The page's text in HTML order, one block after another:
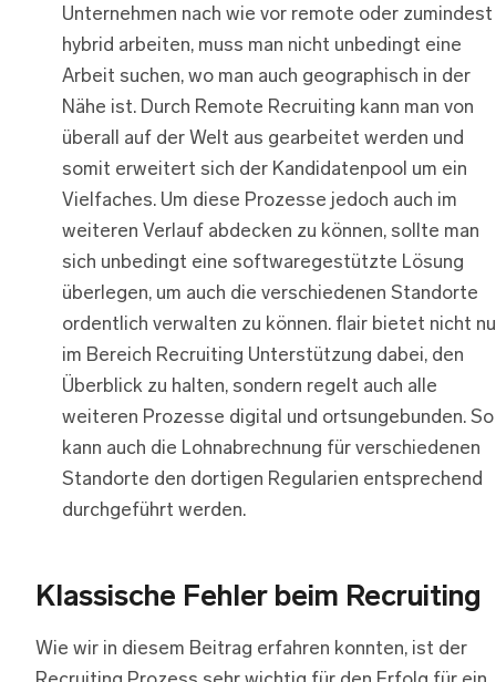
Unternehmen nach wie vor remote oder zumindest
hybrid arbeiten, muss man nicht unbedingt eine
Arbeit suchen, wo man auch geographisch in der
Nähe ist. Durch Remote Recruiting kann man von
überall auf der Welt aus gearbeitet werden und
somit erweitert sich der Kandidatenpool um ein
Vielfaches. Um diese Prozesse jedoch auch im
weiteren Verlauf abdecken zu können, sollte man
sich unbedingt eine softwaregestützte Lösung
überlegen, um auch die verschiedenen Standorte
ordentlich verwalten zu können. flair bietet nicht
im Bereich Recruiting Unterstützung dabei, den
Überblick zu halten, sondern regelt auch alle
weiteren Prozesse digital und ortsungebunden. So
kann auch die Lohnabrechnung für verschiedenen
Standorte den dortigen Regularien entsprechend
durchgeführt werden.
Klassische Fehler beim Recruiting
Wie wir in diesem Beitrag erfahren konnten, ist der